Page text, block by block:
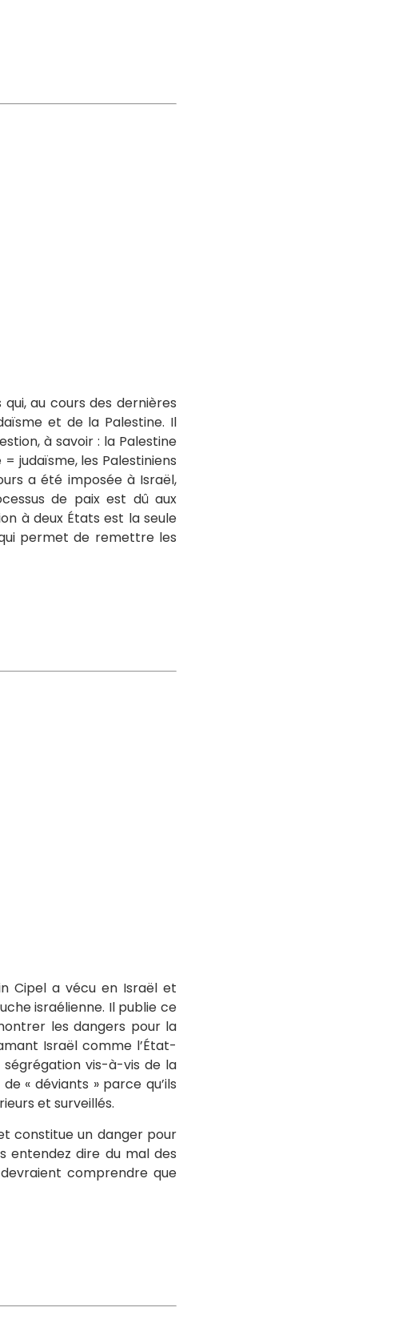
au cours des dernières
et de la Palestine. Il
à savoir : la Palestine
judaïsme, les Palestiniens
a été imposée à Israël,
de paix est dû aux
à deux États est la seule
permet de remettre les
Cipel a vécu en Israël et
israélienne. Il publie ce
les dangers pour la
Israël comme l’État-
vis-à-vis de la
« déviants » parce qu’ils
et surveillés.
constitue un danger pour
entendez dire du mal des
comprendre que